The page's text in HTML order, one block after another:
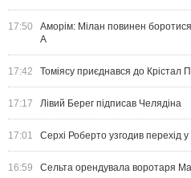
17:50
Аморім: Мілан повинен
А
17:42 Томіясу приєднався до Крістал
17:17 Лівий Берег підписав Челядіна
17:01 Серхі Роберто узгодив перехід
16:59 Сельта орендувала воротаря